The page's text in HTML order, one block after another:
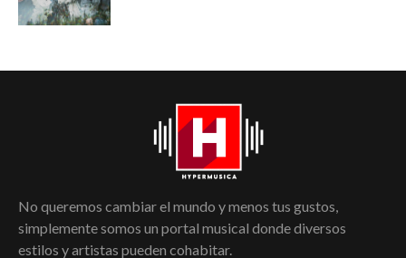
No queremos cambiar el mundo y menos tus gustos,
simplemente somos un portal musical donde diversos
estilos y artistas pueden cohabitar.